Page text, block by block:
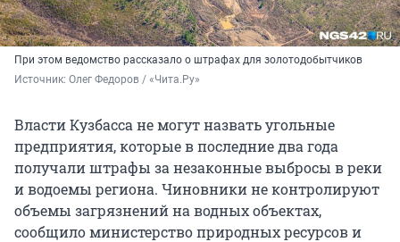
При этом ведомство рассказало о штрафах для золотодобытчиков
Источник: Олег Федоров / «Чита.Ру»
Власти Кузбасса не могут назвать угольные
предприятия, которые в последние два года
получали штрафы за незаконные выбросы в реки
и водоемы региона. Чиновники не контролируют
объемы загрязнений на водных объектах,
сообщило министерство природных ресурсов и